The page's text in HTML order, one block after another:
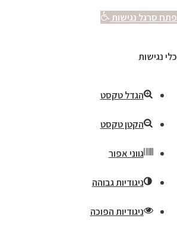
פתח סרגל נגישות
כלי נגישות
הגדל טקסט
הקטן טקסט
גווני אפור
ניגודיות גבוהה
ניגודיות הפוכה